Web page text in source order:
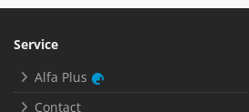
Service
Alfa Plus
Contact